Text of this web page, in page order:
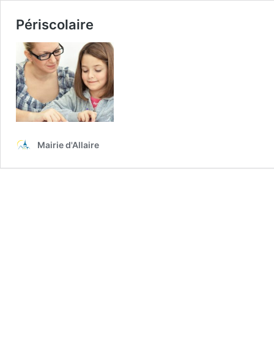
Périscolaire
Mairie d'Allaire